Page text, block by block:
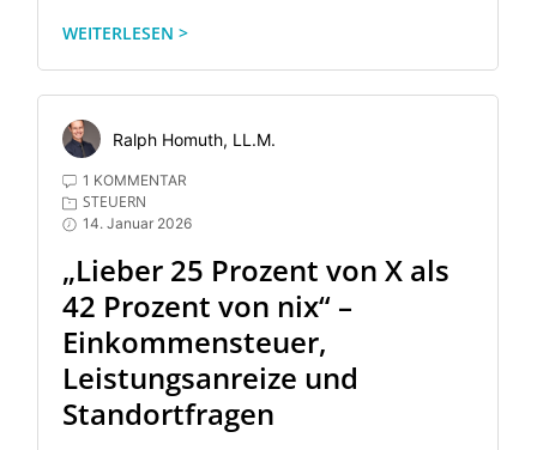
WEITERLESEN >
Ralph Homuth, LL.M.
1 KOMMENTAR
STEUERN
14. Januar 2026
„Lieber 25 Prozent von X als
42 Prozent von nix“ –
Einkommensteuer,
Leistungsanreize und
Standortfragen